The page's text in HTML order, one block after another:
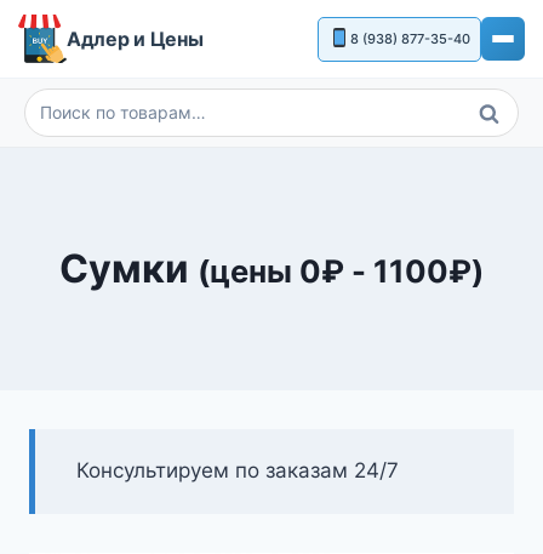
Перейти
Адлер и Цены 8 (938) 877-35-40
Искать:
Поиск
Сумки (цены 0₽ - 1100₽)
Консультируем по заказам 24/7